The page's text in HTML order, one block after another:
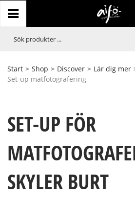
Start > Shop > Discover > Lär dig mer
Set-up matfotografering
SET-UP FÖR
SKYLER BURT